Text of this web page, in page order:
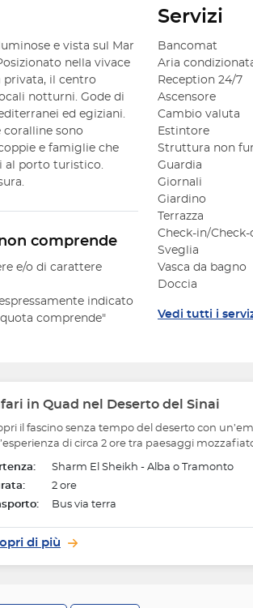
e vista sul Mar
nella vivace
privata, il centro
notturni. Gode di
ed egiziani.
coralline sono
e famiglie che
al porto turistico.
comprende
e/o di carattere
indicato
comprende"
Servizi
Bancomat
Aria
Reception 24/7
Ascensore
Cambio valuta
Estintore
Struttura non
Guardia
Giornali
Giardino
Terrazza
Check-in/Check-
Sveglia
Vasca da bagno
Doccia
Vedi tutti i
in Quad nel Deserto del Sinai
il fascino senza tempo del deserto con
di circa 2 ore tra paesaggi
Sharm El Sheikh - Alba o Tramonto
2 ore
Bus via terra
di più